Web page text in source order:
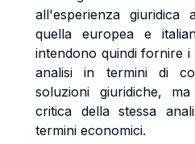
all'esperienza giuridica
quella europea e
intendono quindi fornire
analisi in termini di
soluzioni giuridiche,
critica della stessa
termini economici.